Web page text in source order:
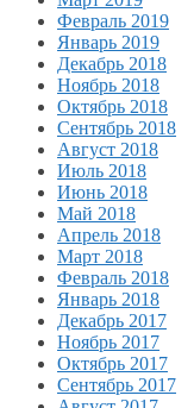
Февраль 2019
Январь 2019
Декабрь 2018
Ноябрь 2018
Октябрь 2018
Сентябрь 2018
Август 2018
Июль 2018
Июнь 2018
Май 2018
Апрель 2018
Март 2018
Февраль 2018
Январь 2018
Декабрь 2017
Ноябрь 2017
Октябрь 2017
Сентябрь 2017